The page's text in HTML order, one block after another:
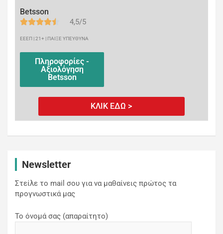
Betsson
4,5/5
ΕΕΕΠ | 21+ | ΠΑΙΞΕ ΥΠΕΥΘΥΝΑ
Πληροφορίες -
Αξιολόγηση
Betsson
ΚΛΙΚ ΕΔΩ >
Newsletter
Στείλε το mail σου για να μαθαίνεις πρώτος τα
προγνωστικά μας
Το όνομά σας (απαραίτητο)